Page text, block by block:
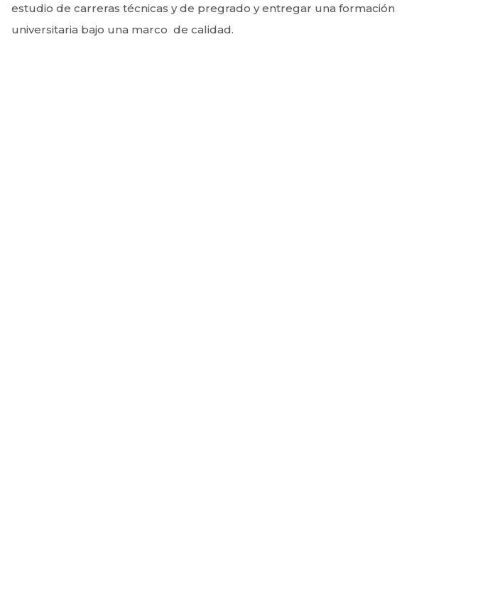
estudio de carreras técnicas y de pregrado y entregar una formación
universitaria bajo una marco de calidad.